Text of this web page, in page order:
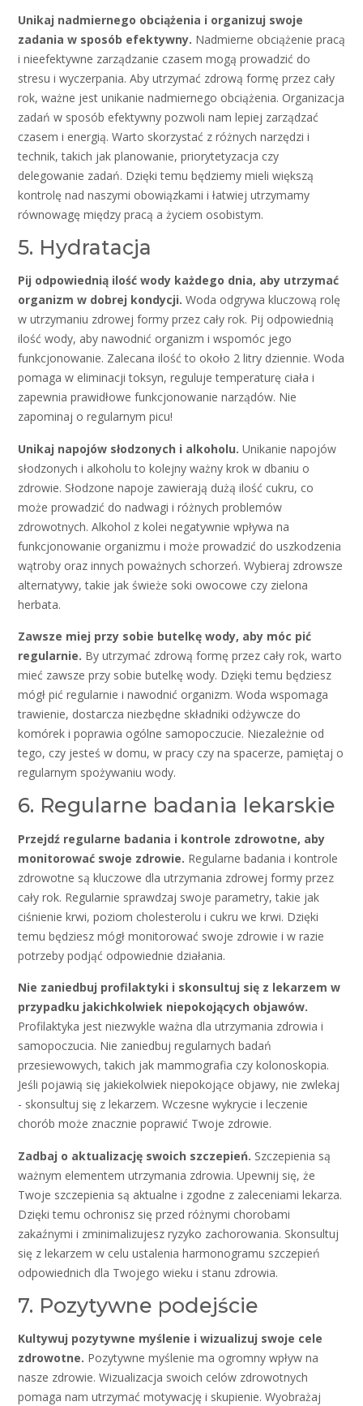
Unikaj nadmiernego obciążenia i organizuj swoje
zadania w sposób efektywny. Nadmierne obciążenie pracą
i nieefektywne zarządzanie czasem mogą prowadzić do
stresu i wyczerpania. Aby utrzymać zdrową formę przez cały
rok, ważne jest unikanie nadmiernego obciążenia. Organizacja
zadań w sposób efektywny pozwoli nam lepiej zarządzać
czasem i energią. Warto skorzystać z różnych narzędzi i
technik, takich jak planowanie, priorytetyzacja czy
delegowanie zadań. Dzięki temu będziemy mieli większą
kontrolę nad naszymi obowiązkami i łatwiej utrzymamy
równowagę między pracą a życiem osobistym.
5. Hydratacja
Pij odpowiednią ilość wody każdego dnia, aby utrzymać
organizm w dobrej kondycji. Woda odgrywa kluczową rolę
w utrzymaniu zdrowej formy przez cały rok. Pij odpowiednią
ilość wody, aby nawodnić organizm i wspomóc jego
funkcjonowanie. Zalecana ilość to około 2 litry dziennie. Woda
pomaga w eliminacji toksyn, reguluje temperaturę ciała i
zapewnia prawidłowe funkcjonowanie narządów. Nie
zapominaj o regularnym picu!
Unikaj napojów słodzonych i alkoholu. Unikanie napojów
słodzonych i alkoholu to kolejny ważny krok w dbaniu o
zdrowie. Słodzone napoje zawierają dużą ilość cukru, co
może prowadzić do nadwagi i różnych problemów
zdrowotnych. Alkohol z kolei negatywnie wpływa na
funkcjonowanie organizmu i może prowadzić do uszkodzenia
wątroby oraz innych poważnych schorzeń. Wybieraj zdrowsze
alternatywy, takie jak świeże soki owocowe czy zielona
herbata.
Zawsze miej przy sobie butelkę wody, aby móc pić
regularnie. By utrzymać zdrową formę przez cały rok, warto
mieć zawsze przy sobie butelkę wody. Dzięki temu będziesz
mógł pić regularnie i nawodnić organizm. Woda wspomaga
trawienie, dostarcza niezbędne składniki odżywcze do
komórek i poprawia ogólne samopoczucie. Niezależnie od
tego, czy jesteś w domu, w pracy czy na spacerze, pamiętaj o
regularnym spożywaniu wody.
6. Regularne badania lekarskie
Przejdź regularne badania i kontrole zdrowotne, aby
monitorować swoje zdrowie. Regularne badania i kontrole
zdrowotne są kluczowe dla utrzymania zdrowej formy przez
cały rok. Regularnie sprawdzaj swoje parametry, takie jak
ciśnienie krwi, poziom cholesterolu i cukru we krwi. Dzięki
temu będziesz mógł monitorować swoje zdrowie i w razie
potrzeby podjąć odpowiednie działania.
Nie zaniedbuj profilaktyki i skonsultuj się z lekarzem w
przypadku jakichkolwiek niepokojących objawów.
Profilaktyka jest niezwykle ważna dla utrzymania zdrowia i
samopoczucia. Nie zaniedbuj regularnych badań
przesiewowych, takich jak mammografia czy kolonoskopia.
Jeśli pojawią się jakiekolwiek niepokojące objawy, nie zwlekaj
- skonsultuj się z lekarzem. Wczesne wykrycie i leczenie
chorób może znacznie poprawić Twoje zdrowie.
Zadbaj o aktualizację swoich szczepień. Szczepienia są
ważnym elementem utrzymania zdrowia. Upewnij się, że
Twoje szczepienia są aktualne i zgodne z zaleceniami lekarza.
Dzięki temu ochronisz się przed różnymi chorobami
zakaźnymi i zminimalizujesz ryzyko zachorowania. Skonsultuj
się z lekarzem w celu ustalenia harmonogramu szczepień
odpowiednich dla Twojego wieku i stanu zdrowia.
7. Pozytywne podejście
Kultywuj pozytywne myślenie i wizualizuj swoje cele
zdrowotne. Pozytywne myślenie ma ogromny wpływ na
nasze zdrowie. Wizualizacja swoich celów zdrowotnych
pomaga nam utrzymać motywację i skupienie. Wyobrażaj